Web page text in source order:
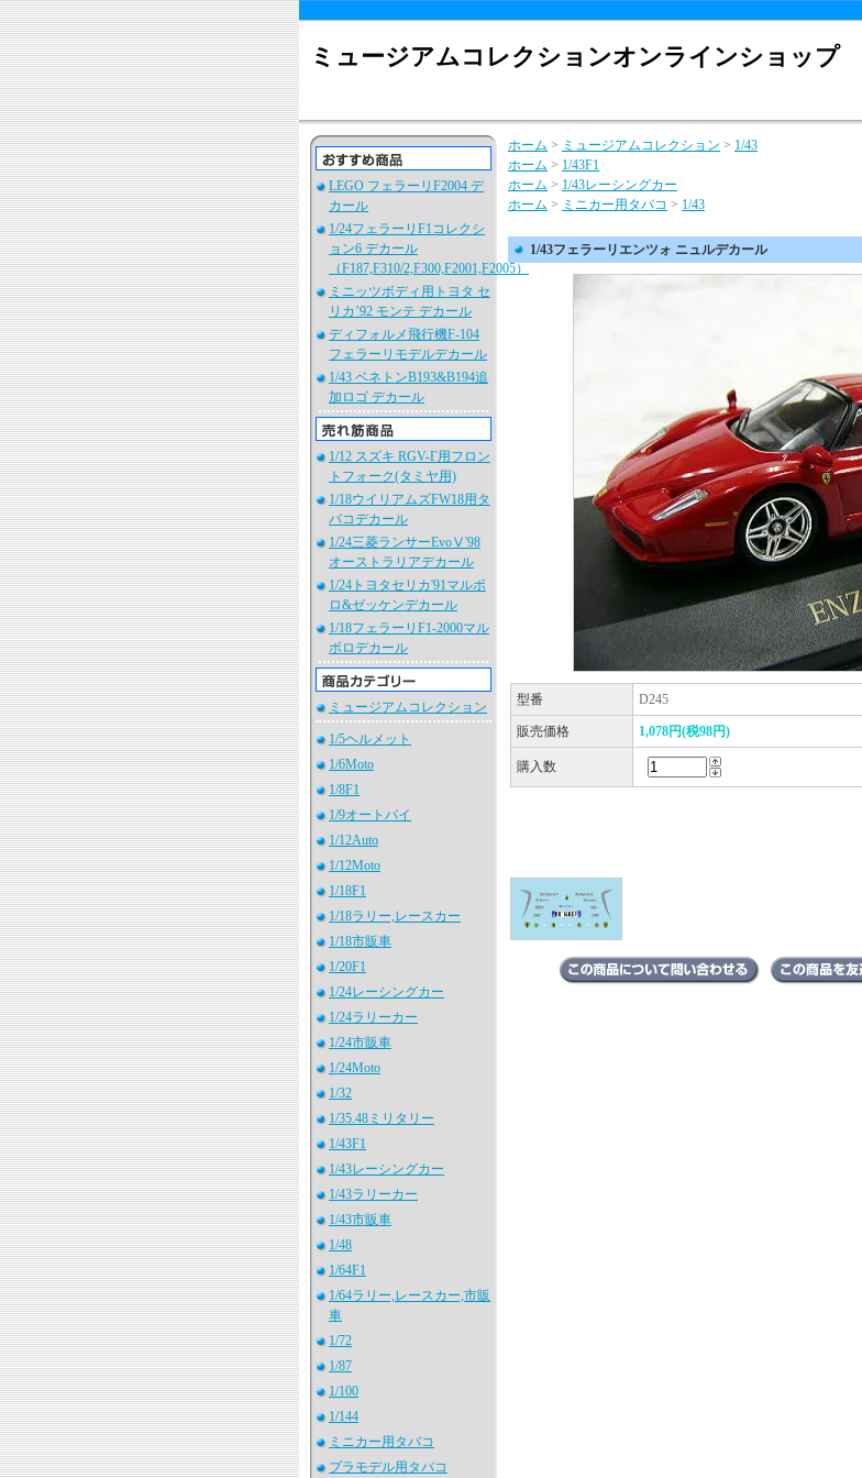
ミュージアムコレクションオンラインショップ
LEGO フェラーリF2004 デ
カール
1/24フェラーリF1コレクシ
ョン6 デカール
（F187,F310/2,F300,F2001,F2005）
ミニッツボディ用トヨタ セ
リカ’92 モンテ デカール
ディフォルメ飛行機F-104
フェラーリモデルデカール
1/43 ベネトンB193&B194追
加ロゴ デカール
1/12 スズキ RGV-Γ用フロン
トフォーク(タミヤ用)
1/18ウイリアムズFW18用タ
バコデカール
1/24三菱ランサーEvoⅤ'98
オーストラリアデカール
1/24トヨタセリカ'91マルボ
ロ&ゼッケンデカール
1/18フェラーリF1-2000マル
ボロデカール
ミュージアムコレクション
1/5ヘルメット
1/6Moto
1/8F1
1/9オートバイ
1/12Auto
1/12Moto
1/18F1
1/18ラリー,レースカー
1/18市販車
1/20F1
1/24レーシングカー
1/24ラリーカー
1/24市販車
1/24Moto
1/32
1/35.48ミリタリー
1/43F1
1/43レーシングカー
1/43ラリーカー
1/43市販車
1/48
1/64F1
1/64ラリー,レースカー,市販
車
1/72
1/87
1/100
1/144
ミニカー用タバコ
プラモデル用タバコ
ホーム > ミュージアムコレクション > 1/43
ホーム > 1/43F1
ホーム > 1/43レーシングカー
ホーム > ミニカー用タバコ > 1/43
1/43フェラーリエンツォ ニュルデカール
型番 D245
販売価格 1,078円(税98円)
購入数